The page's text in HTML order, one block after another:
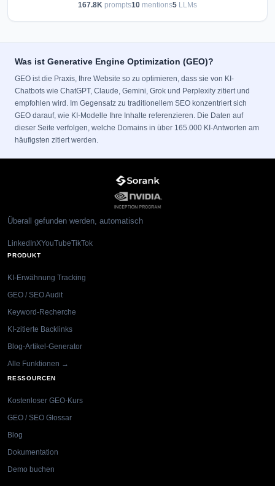
167.8K prompts10 mentions5 LLMs
Was ist Generative Engine Optimization (GEO)?
GEO ist die Praxis, Ihre Website so zu optimieren, dass sie von KI-
Chatbots wie ChatGPT, Claude, Gemini, Grok und Perplexity zitiert und
empfohlen wird. Im Gegensatz zu traditionellem SEO konzentriert sich
GEO darauf, wie KI-Modelle Ihre Inhalte referenzieren. Die Daten auf
dieser Seite verfolgen, welche Domains in über 165.000 KI-Antworten am
häufigsten zitiert werden.
Überall gefunden werden, automatisch
LinkedInXYouTubeTikTok
PRODUKT
KI-Erwähnung Tracking
GEO / SEO Audit
Keyword-Recherche
KI-zitierte Backlinks
Blog-Artikel-Generator
Alle Funktionen →
RESSOURCEN
Kostenloser GEO-Kurs
GEO / SEO Glossar
Blog
Dokumentation
Demo buchen